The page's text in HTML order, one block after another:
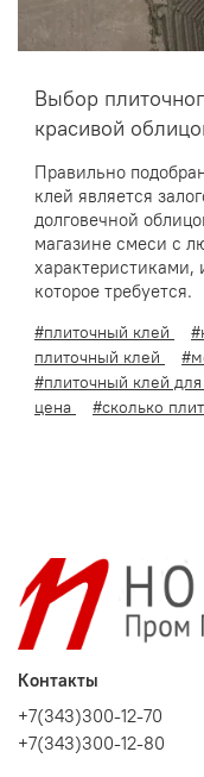
Выбор
красивой
Правильно
клей является
долговечной
магазине смеси с
характеристиками,
которое требуется.
#плиточный клей
плиточный клей
#плиточный клей
цена
#сколько
Контакты
+7(343)300-12-70
+7(343)300-12-80